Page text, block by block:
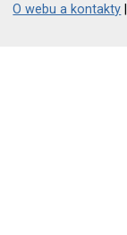
O webu a kontakty